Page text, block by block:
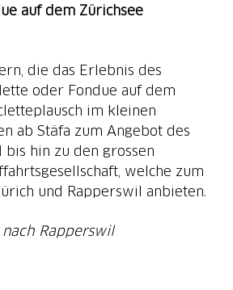
auf dem Zürichsee
die das Erlebnis des
oder Fondue auf dem
im kleinen
ab Stäfa zum Angebot des
bis hin zu den grossen
welche zum
und Rapperswil anbieten.
Rapperswil